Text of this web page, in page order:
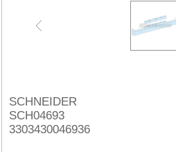
SCHNEIDER
SCH04693
3303430046936